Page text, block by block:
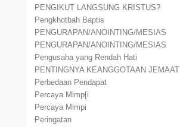
PENGIKUT LANGSUNG KRISTUS?
Pengkhotbah Baptis
PENGURAPAN/ANOINTING/MESIAS
PENGURAPAN/ANOINTING/MESIAS
Pengusaha yang Rendah Hati
PENTINGNYA KEANGGOTAAN JEMAAT
Perbedaan Pendapat
Percaya Mimp[i
Percaya Mimpi
Peringatan